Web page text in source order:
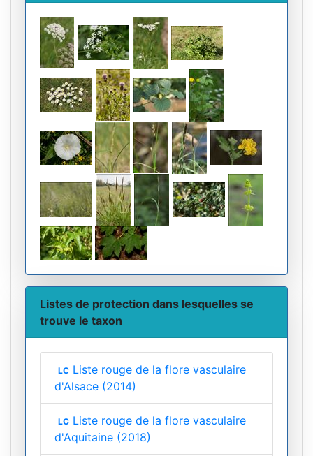
Listes de protection dans lesquelles se
trouve le taxon
LC Liste rouge de la flore vasculaire
d'Alsace (2014)
LC Liste rouge de la flore vasculaire
d'Aquitaine (2018)